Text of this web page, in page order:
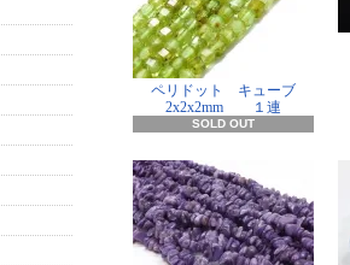
ペリドット キューブ
2x2x2mm １連
SOLD OUT